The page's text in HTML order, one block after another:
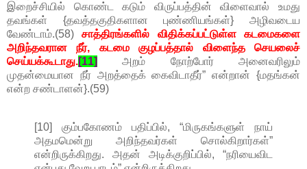
இறைச்சியில் கொண்ட கடும் விருப்பத்தின் விளைவால் உமது
தவங்கள் {தவத்தகுதிகளான புண்ணியங்கள்} அழிவடைய
வேண்டாம்.(58)சாத்திரங்களில் விதிக்கப்பட்டுள்ள கடமைகளை
அறிந்தவரான நீர், கடமை குழப்பத்தால் விளைந்த செயலைச்
செய்யக்கூடாது.[11]
அறம் நோற்போர் அனைவரிலும்
முதன்மையான நீர் அறத்தைக் கைவிடாதீர்” என்றான் {மதங்கன்
என்ற சண்டாளன்}.(59)
[10] கும்பகோணம் பதிப்பில், “மிருகங்களுள் நாய்
அதமமென்று அறிந்தவர்கள் சொல்கிறார்கள்”
என்றிருக்கிறது. அதன் அடிக்குறிப்பில், “நரியைவிட